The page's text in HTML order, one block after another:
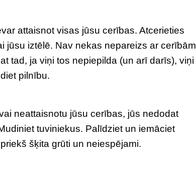
attaisnot visas jūsu cerības. Atcerieties
jūsu iztēlē. Nav nekas nepareizs ar cerībām
tad, ja viņi tos nepiepilda (un arī darīs), viņi
pilnību.
neattaisnotu jūsu cerības, jūs nedodat
tuviniekus. Palīdziet un iemāciet
šķita grūti un neiespējami.